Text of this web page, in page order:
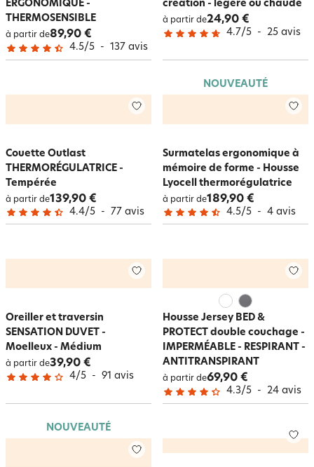
ERGONOMIQUE -
THERMOSENSIBLE
à partir de89,90 €
4.5/5 - 137 avis
création - légère ou chaude
à partir de24,90 €
4.7/5 - 25 avis
Couette Outlast
THERMORÉGULATRICE -
Tempérée
à partir de139,90 €
4.4/5 - 77 avis
NOUVEAUTÉ
Surmatelas ergonomique à
mémoire de forme - Housse
Lyocell thermorégulatrice
à partir de189,90 €
4.5/5 - 4 avis
Oreiller et traversin
SENSATION DUVET -
Moelleux - Médium
à partir de39,90 €
4/5 - 91 avis
Housse Jersey BED &
PROTECT double couchage -
IMPERMÉABLE - RESPIRANT -
ANTITRANSPIRANT
à partir de69,90 €
4.3/5 - 24 avis
NOUVEAUTÉ